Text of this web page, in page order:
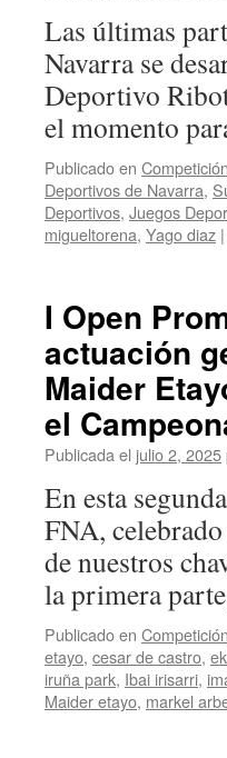
Las últimas
Navarra se
Deportivo
el momento
Publicado en Competición
Deportivos de Navarra,
Deportivos, Juegos
migueltorena, Yago diaz |
I Open
actuación
Maider
el
Publicada el julio 2, 2025
En esta
FNA,
de nuestros
la primera
Publicado en Competición
etayo, cesar de castro,
iruña park, Ibai irisarri,
Maider etayo, markel